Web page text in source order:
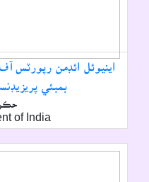
اينيوئل ائڊمن رپورٽس
of India